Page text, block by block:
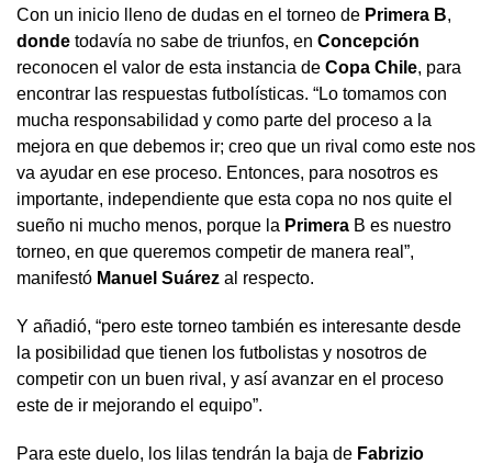
Con un inicio lleno de dudas en el torneo de Primera B,
donde todavía no sabe de triunfos, en Concepción
reconocen el valor de esta instancia de Copa Chile, para
encontrar las respuestas futbolísticas. “Lo tomamos con
mucha responsabilidad y como parte del proceso a la
mejora en que debemos ir; creo que un rival como este nos
va ayudar en ese proceso. Entonces, para nosotros es
importante, independiente que esta copa no nos quite el
sueño ni mucho menos, porque la Primera B es nuestro
torneo, en que queremos competir de manera real”,
manifestó Manuel Suárez al respecto.
Y añadió, “pero este torneo también es interesante desde
la posibilidad que tienen los futbolistas y nosotros de
competir con un buen rival, y así avanzar en el proceso
este de ir mejorando el equipo”.
Para este duelo, los lilas tendrán la baja de Fabrizio